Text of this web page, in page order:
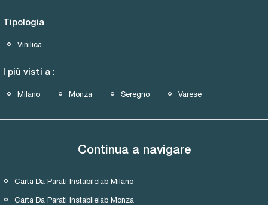
Tipologia
Vinilica
I più visti a :
Milano Monza Seregno Varese
Continua a navigare
Carta Da Parati Instabilelab Milano
Carta Da Parati Instabilelab Monza